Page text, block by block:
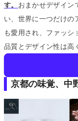
す。 おまかせデザイン
い、世界に一つだけの
も愛用され、ファッシ
品質とデザイン性は高
京都の味覚、中